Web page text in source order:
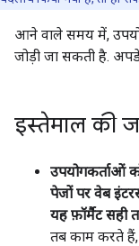
आने वाले समय में,
जोड़ी जा सकती है.
इस्तेमाल की
उपयोगकर्ताओं
पेजों पर वेब
यह फ़ॉर्मैट सही
तब काम करते हैं,